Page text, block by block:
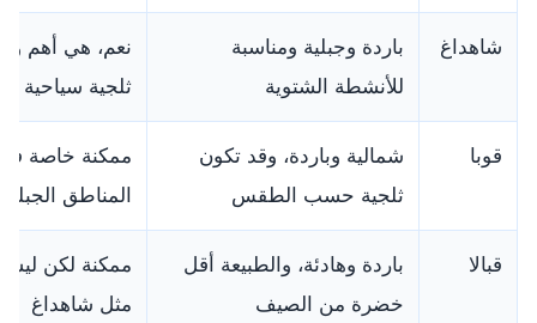
شاهداغ
باردة وجبلية ومناسبة
للأنشطة الشتوية
نعم، هي أهم
ثلجية سياحية
قوبا
شمالية وباردة، وقد تكون
ثلجية حسب الطقس
ممكنة خاصة
المناطق الجبلية
قبالا
باردة وهادئة، والطبيعة أقل
خضرة من الصيف
ممكنة لكن
مثل شاهداغ